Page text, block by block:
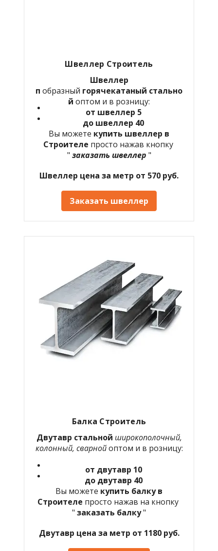
Швеллер Строитель
Швеллер
п образный горячекатаный стально
й оптом и в розницу:
от швеллер 5
до швеллер 40
Вы можете купить швеллер в
Строителе просто нажав кнопку
" заказать швеллер "
Швеллер цена за метр от 570 руб.
Заказать швеллер
Балка Строитель
Двутавр стальной широкополочный,
колонный, сварнойоптом и в розницу:
от двутавр 10
до двутавр 40
Вы можете купить балку в
Строителе просто нажав на кнопку
" заказать балку"
Двутавр цена за метр от 1180 руб.